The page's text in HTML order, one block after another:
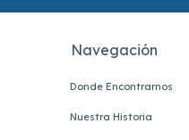
Navegación
Donde Encontrarnos
Nuestra Historia